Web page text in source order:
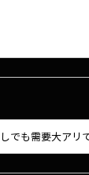
でも需要大アリ